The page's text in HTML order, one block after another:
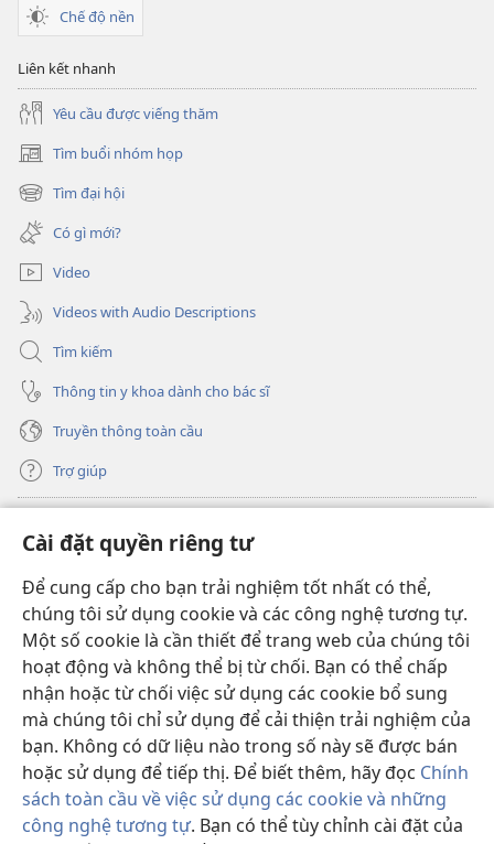
Cài đặt quyền riêng tư
Để cung cấp cho bạn trải nghiệm tốt nhất có thể,
chúng tôi sử dụng cookie và các công nghệ tương tự.
Một số cookie là cần thiết để trang web của chúng tôi
hoạt động và không thể bị từ chối. Bạn có thể chấp
nhận hoặc từ chối việc sử dụng các cookie bổ sung
mà chúng tôi chỉ sử dụng để cải thiện trải nghiệm của
bạn. Không có dữ liệu nào trong số này sẽ được bán
hoặc sử dụng để tiếp thị. Để biết thêm, hãy đọc Chính
sách toàn cầu về việc sử dụng các cookie và những
công nghệ tương tự. Bạn có thể tùy chỉnh cài đặt của
Chế độ nền
Liên kết nhanh
Yêu cầu được viếng thăm
Tìm buổi nhóm họp
(mở
cửa
sổ
mới)
Tìm đại hội
(mở
cửa
sổ
mới)
Có gì mới?
Video
Videos with Audio Descriptions
Tìm kiếm
Thông tin y khoa dành cho bác sĩ
Truyền thông toàn cầu
Trợ giúp
(mở
cửa
sổ
mới)
THƯ VIỆN TRỰC TUYẾN Tháp Canh
(mở
cửa
sổ
mới)
JW Hub ®
(mở
cửa
sổ
mới)
JW Library
Thư viện Tháp Canh